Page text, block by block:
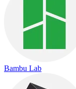
Bambu Lab